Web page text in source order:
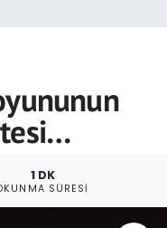
1 DK
SÜRESI